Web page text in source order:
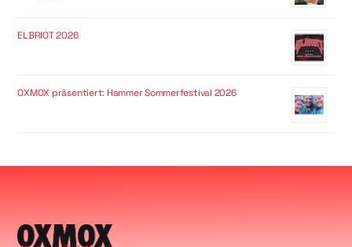
ELBRIOT 2026
OXMOX präsentiert: Hammer Sommerfestival 2026